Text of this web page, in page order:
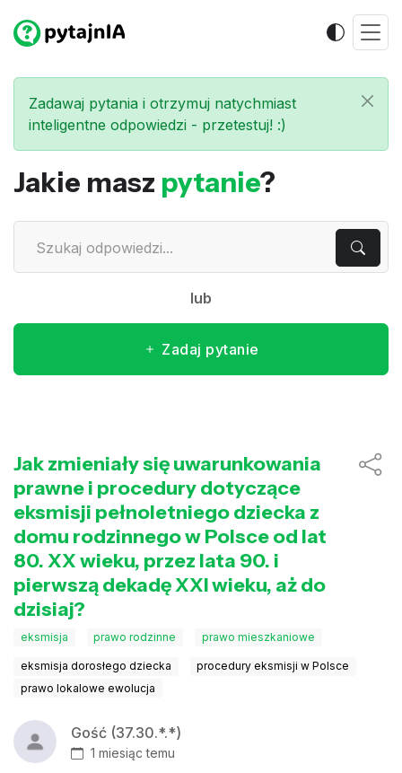
Zadawaj pytania i otrzymuj natychmiast
inteligentne odpowiedzi - przetestuj! :)
Jakie masz pytanie?
lub
Zadaj pytanie
Jak zmieniały się uwarunkowania
prawne i procedury dotyczące
eksmisji pełnoletniego dziecka z
domu rodzinnego w Polsce od lat
80. XX wieku, przez lata 90. i
pierwszą dekadę XXI wieku, aż do
dzisiaj?
eksmisja prawo rodzinne prawo mieszkaniowe
eksmisja dorosłego dziecka
procedury eksmisji w Polsce
prawo lokalowe ewolucja
Gość (37.30.*.*)
1 miesiąc temu